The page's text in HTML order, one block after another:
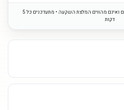
הנתונים מבוססים על מקורות ציבוריים ואינם מהווים המלצת השקעה • מתעדכנים כל 5
דקות